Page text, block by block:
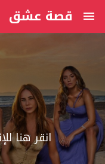
قصة عشق
انقر هنا